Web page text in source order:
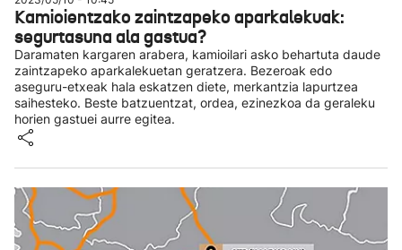
Kamioientzako zaintzapeko aparkalekuak:
segurtasuna ala gastua?
Daramaten kargaren arabera, kamioilari asko behartuta daude
zaintzapeko aparkalekuetan geratzera. Bezeroak edo
aseguru-etxeak hala eskatzen diete, merkantzia lapurtzea
saihesteko. Beste batzuentzat, ordea, ezinezkoa da geraleku
horien gastuei aurre egitea.